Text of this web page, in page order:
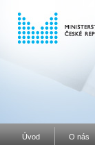
Úvod O nás